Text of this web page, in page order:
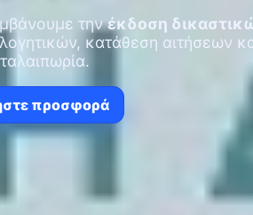
τηνέκδοση
κατάθεση
προσφορά